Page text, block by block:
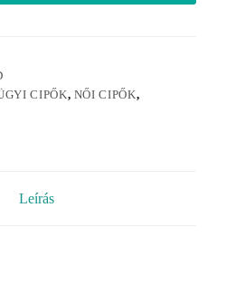
CIPŐK, NŐI CIPŐK,
Leírás